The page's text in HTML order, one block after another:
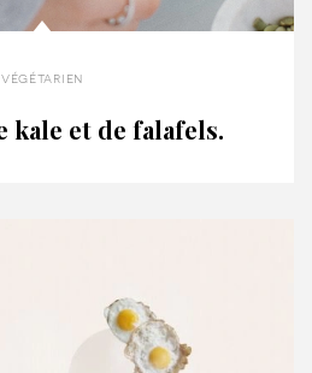
végétarien
kale et de falafels.